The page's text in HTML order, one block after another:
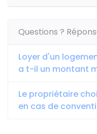
Questions ?
Loyer d'un
a t-il un montant
Le propriétaire
en cas de